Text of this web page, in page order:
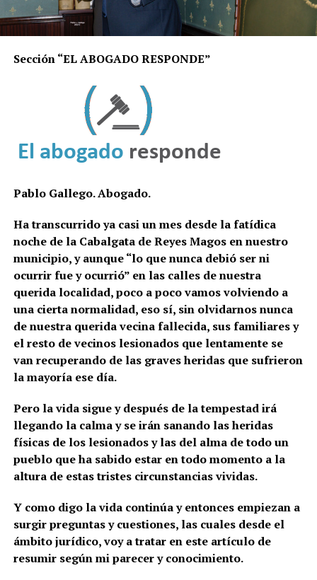
Sección “EL ABOGADO RESPONDE”
Pablo Gallego. Abogado.
Ha transcurrido ya casi un mes desde la fatídica
noche de la Cabalgata de Reyes Magos en nuestro
municipio, y aunque “lo que nunca debió ser ni
ocurrir fue y ocurrió” en las calles de nuestra
querida localidad, poco a poco vamos volviendo a
una cierta normalidad, eso sí, sin olvidarnos nunca
de nuestra querida vecina fallecida, sus familiares y
el resto de vecinos lesionados que lentamente se
van recuperando de las graves heridas que sufrieron
la mayoría ese día.
Pero la vida sigue y después de la tempestad irá
llegando la calma y se irán sanando las heridas
físicas de los lesionados y las del alma de todo un
pueblo que ha sabido estar en todo momento a la
altura de estas tristes circunstancias vividas.
Y como digo la vida continúa y entonces empiezan a
surgir preguntas y cuestiones, las cuales desde el
ámbito jurídico, voy a tratar en este artículo de
resumir según mi parecer y conocimiento.